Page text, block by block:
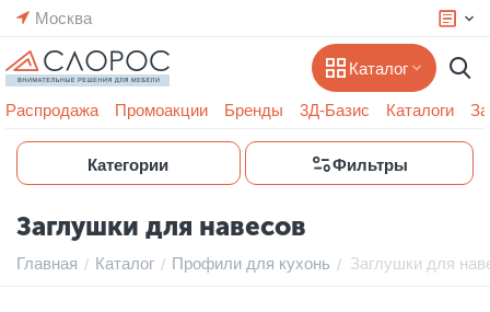
Москва
Каталог
Распродажа Промоакции Бренды 3Д-Базис Каталоги
Категории Фильтры
Заглушки для навесов
Главная / Каталог / Профили для кухонь / Заглушки для